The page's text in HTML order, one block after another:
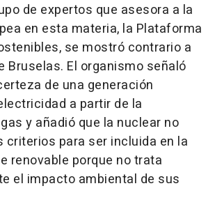
de expertos que asesora a la
en esta materia, la Plataforma
se mostró contrario a
Bruselas. El organismo señaló
de una generación
a partir de la
y añadió que la nuclear no
criterios para ser incluida en la
renovable porque no trata
el impacto ambiental de sus